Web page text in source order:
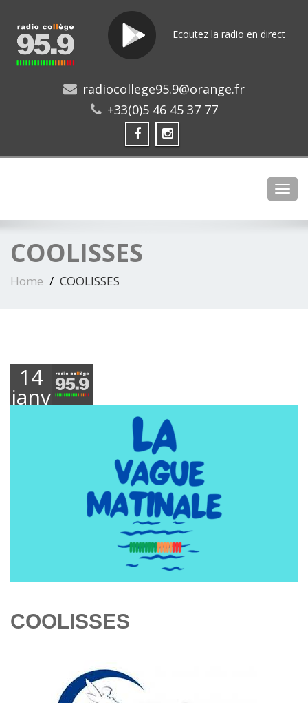
Ecoutez la radio en direct
radiocollege95.9@orange.fr
+33(0)5 46 45 37 77
COOLISSES
Home COOLISSES
14
janvier
COOLISSES